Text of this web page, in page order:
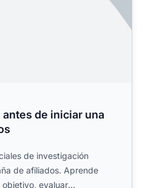
de iniciar una
de investigación
de afiliados. Aprende
evaluar